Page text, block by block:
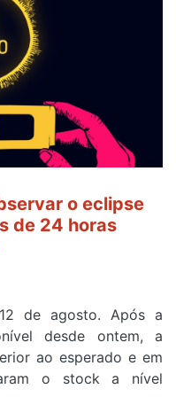
o eclipse
de 24 horas
de agosto. Após a
desde ontem, a
ao esperado e em
o stock a nível